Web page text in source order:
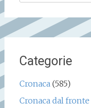
Categorie
Cronaca(585)
Cronaca dal fronte